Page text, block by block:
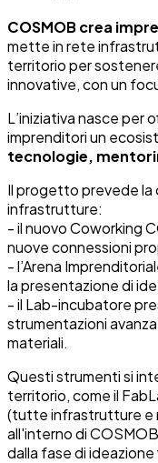
COSMOB crea
mette in rete
territorio per
innovative, con un
L’iniziativa nasce per
imprenditori un
tecnologie,
Il progetto prevede la
infrastrutture:
- il nuovo Coworking
nuove connessioni
- l’Arena
la presentazione di
- il Lab-incubatore
strumentazioni
materiali.
Questi strumenti si
territorio, come il
(tutte infrastrutture e
all'interno di
dalla fase di